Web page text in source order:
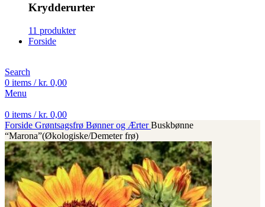
Krydderurter
11 produkter
Forside
Search
0 items / kr. 0,00
Menu
0 items / kr. 0,00
Forside Grøntsagsfrø Bønner og ÆrterBuskbønne
“Marona”(Økologiske/Demeter frø)